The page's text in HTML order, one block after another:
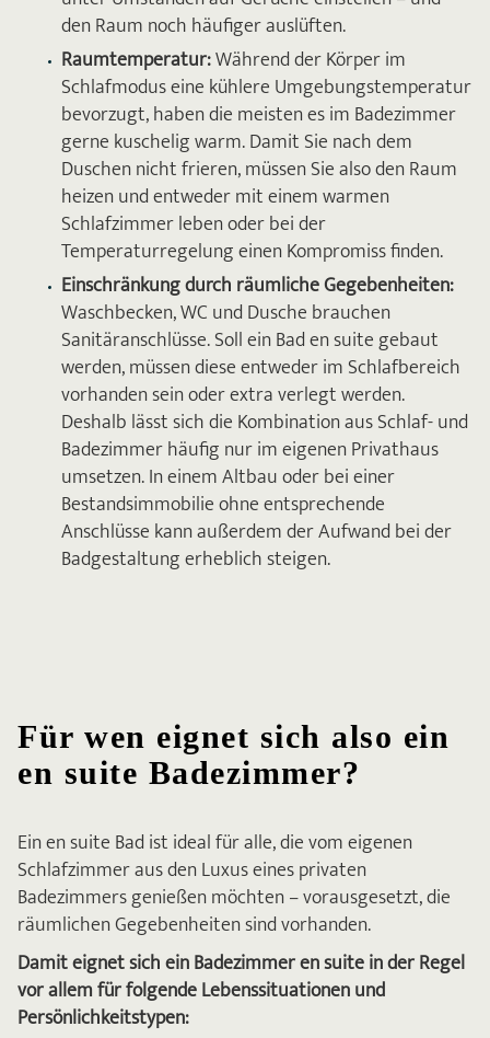
den Raum noch häufiger auslüften.
Raumtemperatur:Während der Körper im
Schlafmodus eine kühlere Umgebungstemperatur
bevorzugt, haben die meisten es im Badezimmer
gerne kuschelig warm. Damit Sie nach dem
Duschen nicht frieren, müssen Sie also den Raum
heizen und entweder mit einem warmen
Schlafzimmer leben oder bei der
Temperaturregelung einen Kompromiss finden.
Einschränkung durch räumliche Gegebenheiten:
Waschbecken, WC und Dusche brauchen
Sanitäranschlüsse. Soll ein Bad en suite gebaut
werden, müssen diese entweder im Schlafbereich
vorhanden sein oder extra verlegt werden.
Deshalb lässt sich die Kombination aus Schlaf- und
Badezimmer häufig nur im eigenen Privathaus
umsetzen. In einem Altbau oder bei einer
Bestandsimmobilie ohne entsprechende
Anschlüsse kann außerdem der Aufwand bei der
Badgestaltung erheblich steigen.
Für wen eignet sich also ein
en suite Badezimmer?
Ein en suite Bad ist ideal für alle, die vom eigenen
Schlafzimmer aus den Luxus eines privaten
Badezimmers genießen möchten – vorausgesetzt, die
räumlichen Gegebenheiten sind vorhanden.
Damit eignet sich ein Badezimmer en suite in der Regel
vor allem für folgende Lebenssituationen und
Persönlichkeitstypen: